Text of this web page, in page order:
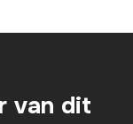
van dit